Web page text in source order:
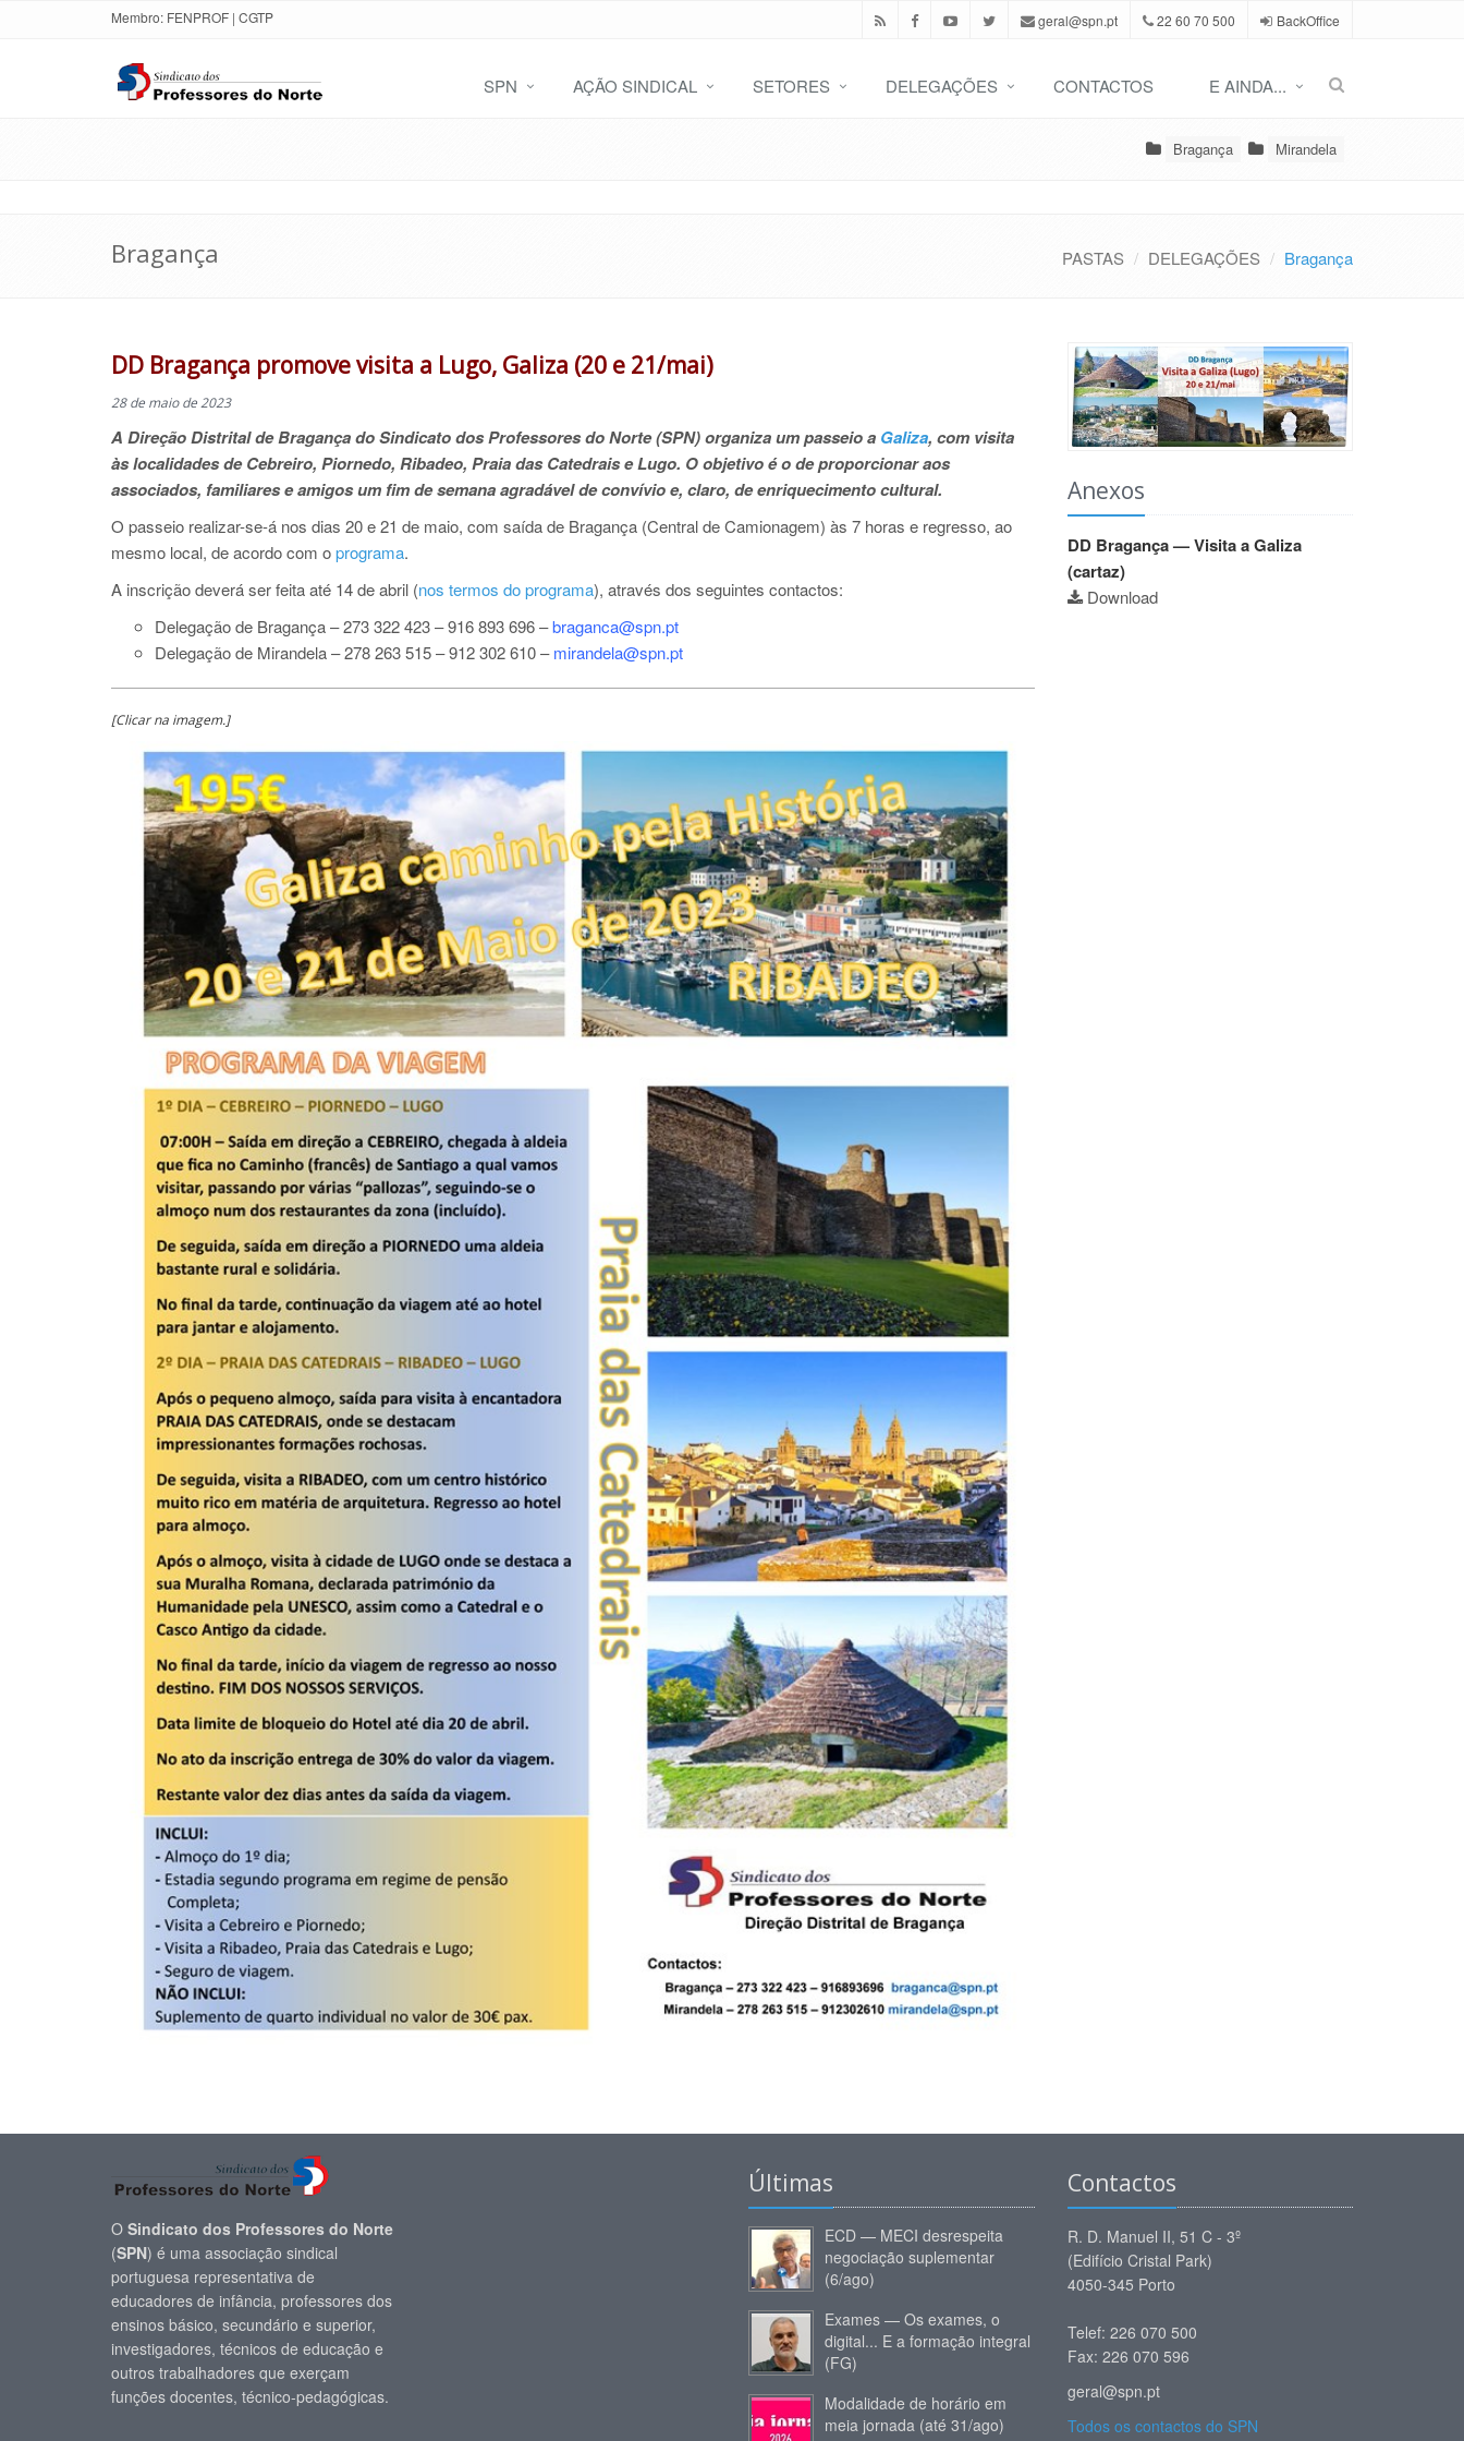
Membro: FENPROF | CGTP geral@spn.pt 22 60 70 500 BackOffice
SPN AÇÃO SINDICAL SETORES DELEGAÇÕES CONTACTOS E AINDA...
Bragança Mirandela
Bragança PASTAS DELEGAÇÕES Bragança
DD Bragança promove visita a Lugo, Galiza (20 e 21/mai)
28 de maio de 2023
A Direção Distrital de Bragança do Sindicato dos Professores do Norte (SPN) organiza um passeio a Galiza, com visita
às localidades de Cebreiro, Piornedo, Ribadeo, Praia das Catedrais e Lugo. O objetivo é o de proporcionar aos
associados, familiares e amigos um fim de semana agradável de convívio e, claro, de enriquecimento cultural.
O passeio realizar-se-á nos dias 20 e 21 de maio, com saída de Bragança (Central de Camionagem) às 7 horas e regresso, ao
mesmo local, de acordo com oprograma.
A inscrição deverá ser feita até 14 de abril (nos termos do programa), através dos seguintes contactos:
Delegação de Bragança – 273 322 423 – 916 893 696 –braganca@spn.pt
Delegação de Mirandela – 278 263 515 – 912 302 610 –mirandela@spn.pt
[Clicar na imagem.]
Anexos
DD Bragança — Visita a Galiza
(cartaz)
Download
O Sindicato dos Professores do Norte
(SPN) é uma associação sindical
portuguesa representativa de
educadores de infância, professores dos
ensinos básico, secundário e superior,
investigadores, técnicos de educação e
outros trabalhadores que exerçam
funções docentes, técnico-pedagógicas.
Últimas
ECD — MECI desrespeita
negociação suplementar
(6/ago)
Exames — Os exames, o
digital... E a formação integral
(FG)
Modalidade de horário em
meia jornada (até 31/ago)
Contactos
R. D. Manuel II, 51 C - 3º
(Edifício Cristal Park)
4050-345 Porto
Telef: 226 070 500
Fax: 226 070 596
geral@spn.pt
Todos os contactos do SPN